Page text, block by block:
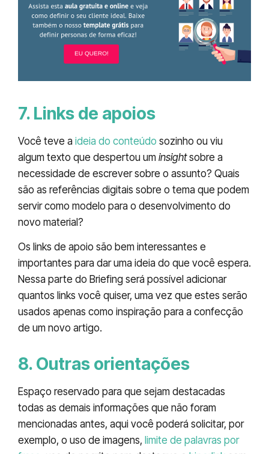
7. Links de apoios
Você teve a ideia do conteúdo sozinho ou viu
algum texto que despertou um insightsobre a
necessidade de escrever sobre o assunto? Quais
são as referências digitais sobre o tema que podem
servir como modelo para o desenvolvimento do
novo material?
Os links de apoio são bem interessantes e
importantes para dar uma ideia do que você espera.
Nessa parte do Briefing será possível adicionar
quantos links você quiser, uma vez que estes serão
usados apenas como inspiração para a confecção
de um novo artigo.
8. Outras orientações
Espaço reservado para que sejam destacadas
todas as demais informações que não foram
mencionadas antes, aqui você poderá solicitar, por
exemplo, o uso de imagens, limite de palavras por